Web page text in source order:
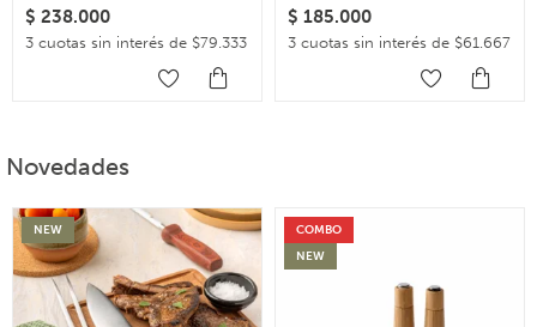
$ 238.000
3 cuotas sin interés de $79.333
$ 185.000
3 cuotas sin interés de $61.667
Novedades
NEW
COMBO
NEW